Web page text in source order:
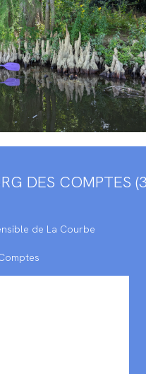
DES COMPTES
de La Courbe